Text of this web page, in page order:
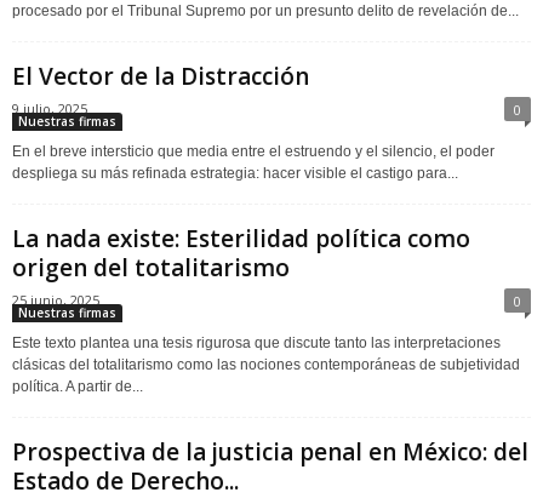
procesado por el Tribunal Supremo por un presunto delito de revelación de...
El Vector de la Distracción
9 julio, 2025 0
Nuestras firmas
En el breve intersticio que media entre el estruendo y el silencio, el poder
despliega su más refinada estrategia: hacer visible el castigo para...
La nada existe: Esterilidad política como
origen del totalitarismo
25 junio, 2025 0
Nuestras firmas
Este texto plantea una tesis rigurosa que discute tanto las interpretaciones
clásicas del totalitarismo como las nociones contemporáneas de subjetividad
política. A partir de...
Prospectiva de la justicia penal en México: del
Estado de Derecho...